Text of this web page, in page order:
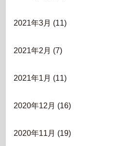
2021年3月 (11)
2021年2月 (7)
2021年1月 (11)
2020年12月 (16)
2020年11月 (19)